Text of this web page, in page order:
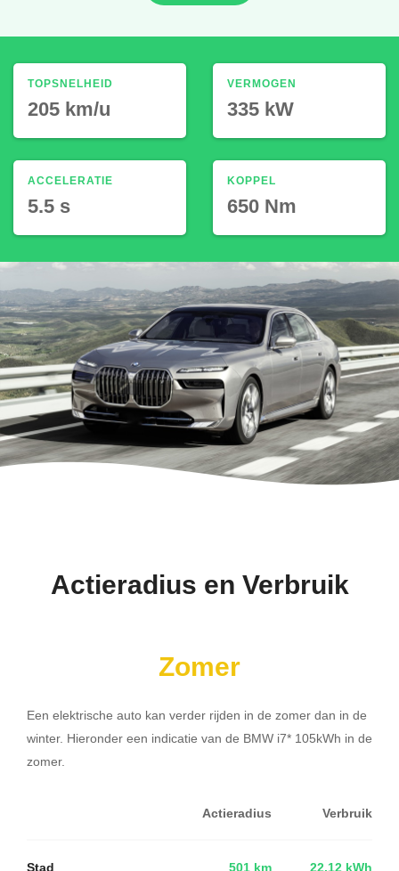
TOPSNELHEID
205 km/u
ACCELERATIE
5.5 s
VERMOGEN
335 kW
KOPPEL
650 Nm
Actieradius en Verbruik
Zomer
Een elektrische auto kan verder rijden in de zomer dan in de
winter. Hieronder een indicatie van de BMW i7* 105kWh in de
zomer.
Actieradius Verbruik
Stad 501 km 22.12 kWh